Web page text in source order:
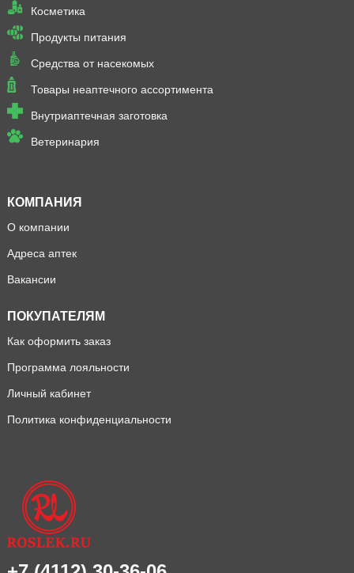
Косметика
Продукты питания
Средства от насекомых
Товары неаптечного ассортимента
Внутриаптечная заготовка
Ветеринария
КОМПАНИЯ
О компании
Адреса аптек
Вакансии
ПОКУПАТЕЛЯМ
Как оформить заказ
Программа лояльности
Личный кабинет
Политика конфиденциальности